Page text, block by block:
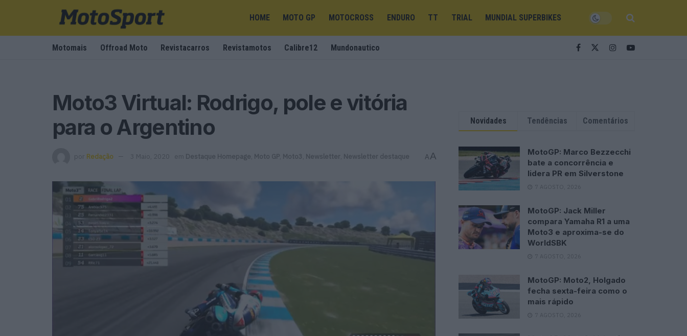
HOME MOTO GP MOTOCROSS ENDURO TT TRIAL MUNDIAL SUPERBIKES
Motomais Offroad Moto Revistacarros Revistamotos Calibre12 Mundonautico
Moto3 Virtual: Rodrigo, pole e vitória
para o Argentino
por Redação 3 Maio, 2020 em Destaque Homepage Moto GP Moto3 Newsletter Newsletter destaque AA
Novidades Tendências Comentários
MotoGP: Marco Bezzecchi
bate a concorrência e
lidera PR em Silverstone
7 AGOSTO, 2026
MotoGP: Jack Miller
compara Yamaha R1 a uma
Moto3 e aproxima-se do
WorldSBK
7 AGOSTO, 2026
MotoGP: Moto2, Holgado
fecha sexta-feira como o
mais rápido
7 AGOSTO, 2026